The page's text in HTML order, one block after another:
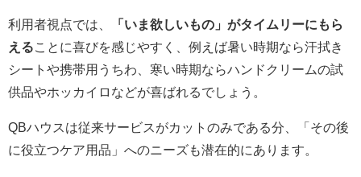
利用者視点では、
「いま欲しいもの」がタイムリーにもら
える ことに喜びを感じやすく、例えば暑い時期なら汗拭き
シートや携帯用うちわ、寒い時期ならハンドクリームの試
供品やホッカイロなどが喜ばれるでしょう。
QBハウスは従来サービスがカットのみである分、「その後
に役立つケア用品」へのニーズも潜在的にあります。